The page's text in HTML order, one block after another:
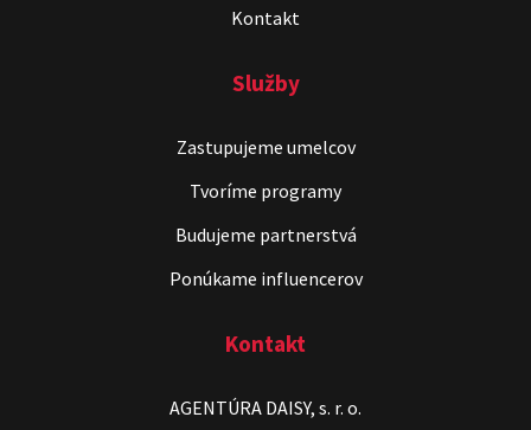
Kontakt
Služby
Zastupujeme umelcov
Tvoríme programy
Budujeme partnerstvá
Ponúkame influencerov
Kontakt
AGENTÚRA DAISY, s. r. o.